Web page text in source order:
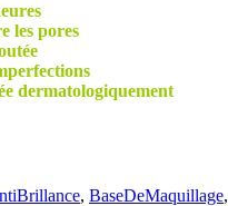
les pores
dermatologiquement
, BaseDeMaquillage,